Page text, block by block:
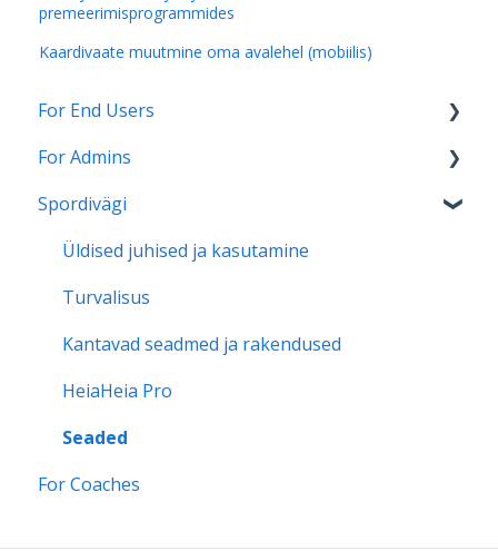
premeerimisprogrammides
Kaardivaate muutmine oma avalehel (mobiilis)
For End Users
HeiaHeia Pro
General instructions and onboarding
Wearables and health apps
Settings
Privacy
For Admins
HeiaHeia Onboarding
Support for continued use
Spordivägi
Üldised juhised ja kasutamine
Turvalisus
Kantavad seadmed ja rakendused
HeiaHeia Pro
Seaded
For Coaches